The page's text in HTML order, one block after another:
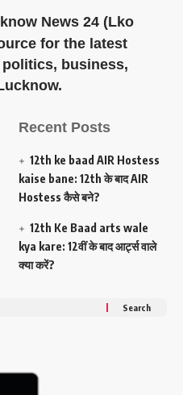
News 24 (Lko
for the latest
business,
Recent Posts
12th ke baad AIR Hostess
kaise bane: 12th के बाद AIR
Hostess कैसे बने?
12th Ke Baad arts wale
kya kare: 12वीं के बाद आर्ट्स वाले
क्या करें?